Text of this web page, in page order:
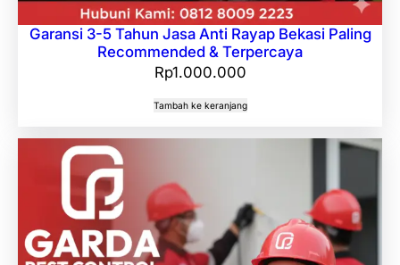
Garansi 3-5 Tahun Jasa Anti Rayap Bekasi Paling
Recommended & Terpercaya
Rp1.000.000
Tambah ke keranjang